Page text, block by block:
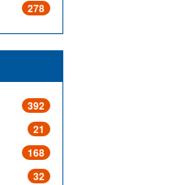
278
392
21
168
32